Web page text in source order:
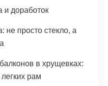
и доработок
не просто стекло, а
в хрущевках:
рам